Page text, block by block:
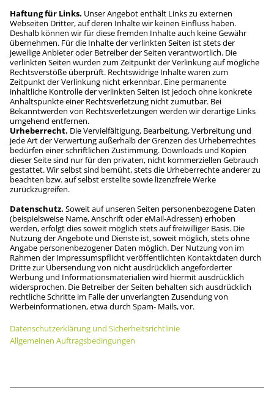
Haftung für Links Unser Angebot enthält Links zu externen
Webseiten Dritter, auf deren Inhalte wir keinen Einfluss haben.
Deshalb können wir für diese fremden Inhalte auch keine Gewähr
übernehmen. Für die Inhalte der verlinkten Seiten ist stets der
jeweilige Anbieter oder Betreiber der Seiten verantwortlich. Die
verlinkten Seiten wurden zum Zeitpunkt der Verlinkung auf mögliche
Rechtsverstöße überprüft. Rechtswidrige Inhalte waren zum
Zeitpunkt der Verlinkung nicht erkennbar. Eine permanente
inhaltliche Kontrolle der verlinkten Seiten ist jedoch ohne konkrete
Anhaltspunkte einer Rechtsverletzung nicht zumutbar. Bei
Bekanntwerden von Rechtsverletzungen werden wir derartige Links
umgehend entfernen.
Urheberrecht Die Vervielfältigung, Bearbeitung, Verbreitung und
jede Art der Verwertung außerhalb der Grenzen des Urheberrechtes
bedürfen einer schriftlichen Zustimmung. Downloads und Kopien
dieser Seite sind nur für den privaten, nicht kommerziellen Gebrauch
gestattet. Wir selbst sind bemüht, stets die Urheberrechte anderer zu
beachten bzw. auf selbst erstellte sowie lizenzfreie Werke
zurückzugreifen.
Datenschutz Soweit auf unseren Seiten personenbezogene Daten
(beispielsweise Name, Anschrift oder eMail-Adressen) erhoben
werden, erfolgt dies soweit möglich stets auf freiwilliger Basis. Die
Nutzung der Angebote und Dienste ist, soweit möglich, stets ohne
Angabe personenbezogener Daten möglich. Der Nutzung von im
Rahmen der Impressumspflicht veröffentlichten Kontaktdaten durch
Dritte zur Übersendung von nicht ausdrücklich angeforderter
Werbung und Informationsmaterialien wird hiermit ausdrücklich
widersprochen. Die Betreiber der Seiten behalten sich ausdrücklich
rechtliche Schritte im Falle der unverlangten Zusendung von
Werbeinformationen, etwa durch Spam- Mails, vor.
Datenschutzerklärung und Sicherheitsrichtlinie
Allgemeinen Auftragsbedingungen